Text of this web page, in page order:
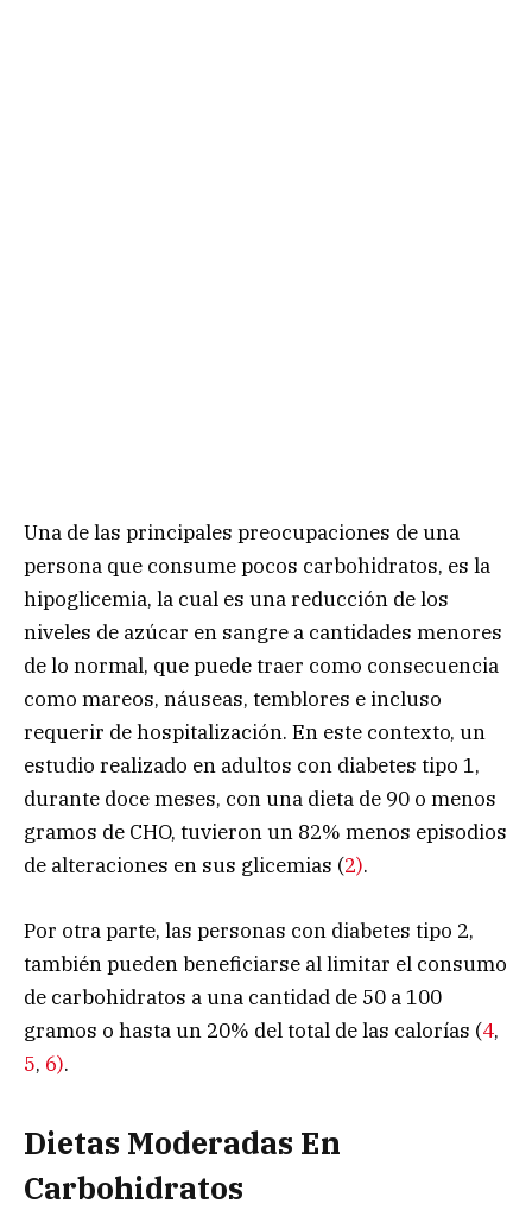
Una de las principales preocupaciones de una
persona que consume pocos carbohidratos, es la
hipoglicemia, la cual es una reducción de los
niveles de azúcar en sangre a cantidades menores
de lo normal, que puede traer como consecuencia
como mareos, náuseas, temblores e incluso
requerir de hospitalización. En este contexto, un
estudio realizado en adultos con diabetes tipo 1,
durante doce meses, con una dieta de 90 o menos
gramos de CHO, tuvieron un 82% menos episodios
de alteraciones en sus glicemias (2).
Por otra parte, las personas con diabetes tipo 2,
también pueden beneficiarse al limitar el consumo
de carbohidratos a una cantidad de 50 a 100
gramos o hasta un 20% del total de las calorías (4,
5, 6).
Dietas Moderadas En
Carbohidratos